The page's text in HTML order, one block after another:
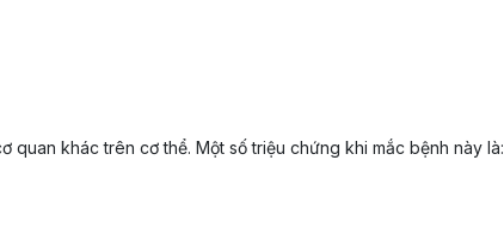
khác trên cơ thể. Một số triệu chứng khi mắc bệnh này là: